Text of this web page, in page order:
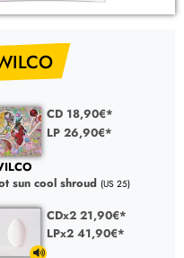
CD 18,90€*
LP 26,90€*
sun cool shroud (US 25)
CDx2 21,90€*
LPx2 41,90€*